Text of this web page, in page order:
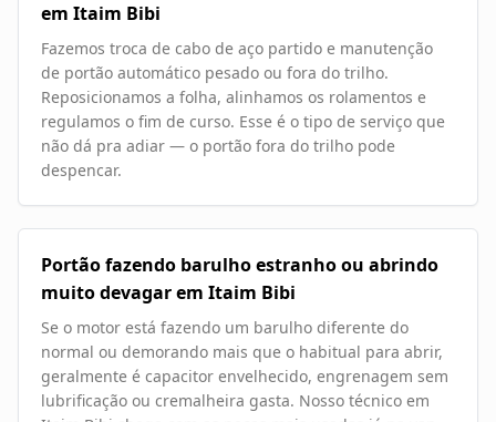
em Itaim Bibi
Fazemos troca de cabo de aço partido e manutenção
de portão automático pesado ou fora do trilho.
Reposicionamos a folha, alinhamos os rolamentos e
regulamos o fim de curso. Esse é o tipo de serviço que
não dá pra adiar — o portão fora do trilho pode
despencar.
Portão fazendo barulho estranho ou abrindo
muito devagar em Itaim Bibi
Se o motor está fazendo um barulho diferente do
normal ou demorando mais que o habitual para abrir,
geralmente é capacitor envelhecido, engrenagem sem
lubrificação ou cremalheira gasta. Nosso técnico em